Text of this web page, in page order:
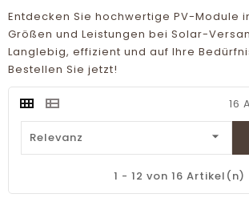
Entdecken Sie hochwertige PV-Module
Größen und Leistungen bei Solar-
Langlebig, effizient und auf Ihre
Bestellen Sie jetzt!
16
Relevanz 
1 - 12 von 16 Artikel(n)